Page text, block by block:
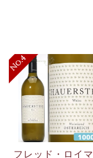
フレッド・ロイマ